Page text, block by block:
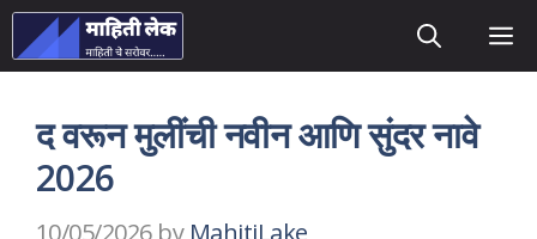
Skip
to
द वरून मुलींची नवीन आणि सुंदर नावे
2026
10/05/2026 by MahitiLake